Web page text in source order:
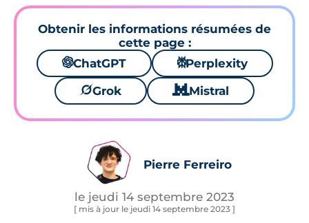
Obtenir les informations résumées de
cette page :
🌌ChatGPT ⚙Perplexity
🪐Grok 🐱 Mistral
Pierre Ferreiro
le jeudi 14 septembre 2023
[ mis à jour le jeudi 14 septembre 2023 ]